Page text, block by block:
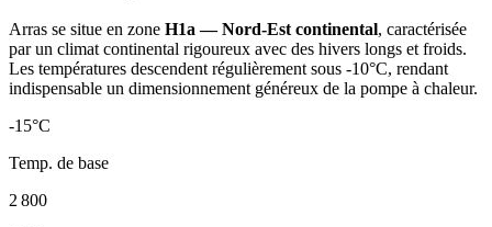
Arras se situe en zone H1a — Nord-Est continental, caractérisée
par un climat continental rigoureux avec des hivers longs et froids.
Les températures descendent régulièrement sous -10°C, rendant
indispensable un dimensionnement généreux de la pompe à chaleur.
-15°C
Temp. de base
2 800